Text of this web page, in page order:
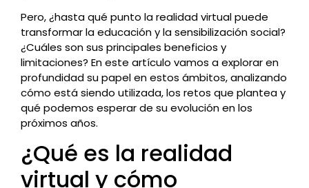
Pero, ¿hasta qué punto la realidad virtual puede
transformar la educación y la sensibilización social?
¿Cuáles son sus principales beneficios y
limitaciones? En este artículo vamos a explorar en
profundidad su papel en estos ámbitos, analizando
cómo está siendo utilizada, los retos que plantea y
qué podemos esperar de su evolución en los
próximos años.
¿Qué es la realidad
virtual y cómo